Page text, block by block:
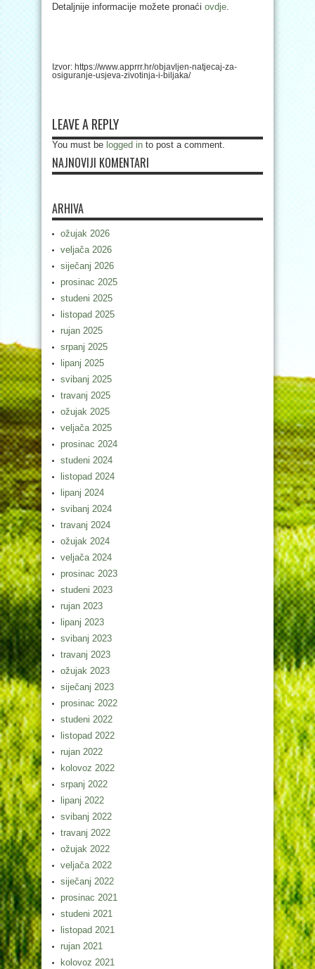
Detaljnije informacije možete pronaći ovdje.
Izvor: https://www.apprrr.hr/objavljen-natjecaj-za-
osiguranje-usjeva-zivotinja-i-biljaka/
LEAVE A REPLY
You must be logged in to post a comment.
NAJNOVIJI KOMENTARI
ARHIVA
ožujak 2026
veljača 2026
siječanj 2026
prosinac 2025
studeni 2025
listopad 2025
rujan 2025
srpanj 2025
lipanj 2025
svibanj 2025
travanj 2025
ožujak 2025
veljača 2025
prosinac 2024
studeni 2024
listopad 2024
lipanj 2024
svibanj 2024
travanj 2024
ožujak 2024
veljača 2024
prosinac 2023
studeni 2023
rujan 2023
lipanj 2023
svibanj 2023
travanj 2023
ožujak 2023
siječanj 2023
prosinac 2022
studeni 2022
listopad 2022
rujan 2022
kolovoz 2022
srpanj 2022
lipanj 2022
svibanj 2022
travanj 2022
ožujak 2022
veljača 2022
siječanj 2022
prosinac 2021
studeni 2021
listopad 2021
rujan 2021
kolovoz 2021